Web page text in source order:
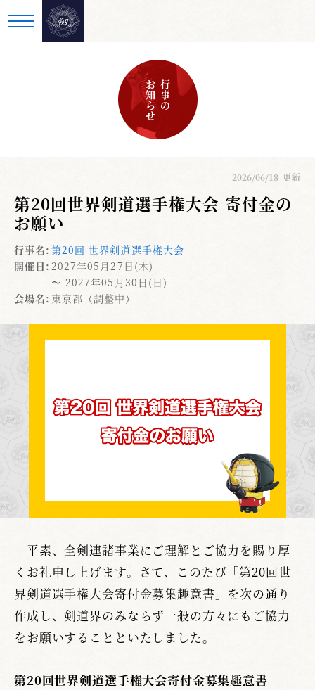
行事の
お知らせ
2026/06/18 更新
第20回世界剣道選手権大会 寄付金の
お願い
行事名: 第20回 世界剣道選手権大会
開催日: 2027年05月27日(木)
〜 2027年05月30日(日)
会場名: 東京都（調整中）
平素、全剣連諸事業にご理解とご協力を賜り厚
くお礼申し上げます。さて、このたび「第20回世
界剣道選手権大会寄付金募集趣意書」を次の通り
作成し、剣道界のみならず一般の方々にもご協力
をお願いすることといたしました。
第20回世界剣道選手権大会寄付金募集趣意書